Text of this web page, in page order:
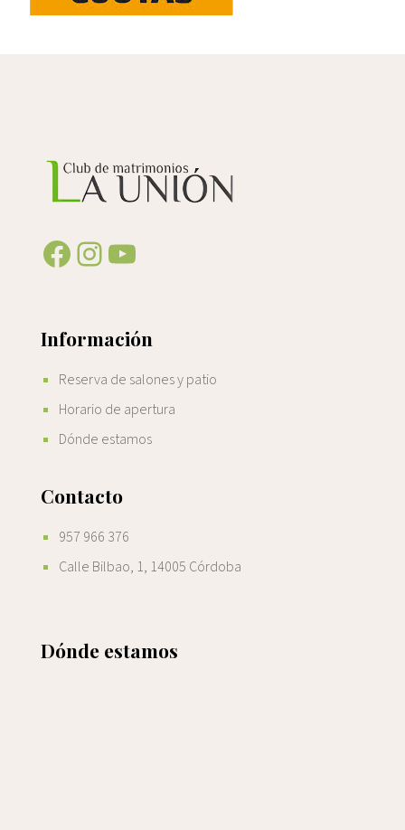
Facebook
Instagram
YouTube
Información
Reserva de salones y patio
Horario de apertura
Dónde estamos
Contacto
957 966 376
Calle Bilbao, 1, 14005 Córdoba
Dónde estamos